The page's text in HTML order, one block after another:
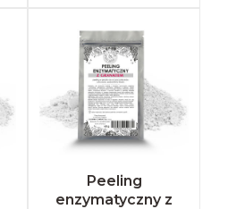
Peeling
enzymatyczny z